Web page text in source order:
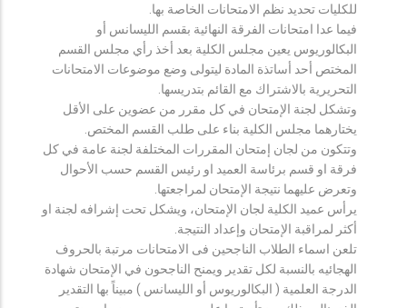
للكليات تحديد نظم الامتحانات الخاصة بها.
فيما عدا امتحانات الفرقة النهائية بقسم الليسانس أو
البكالوريوس يعين مجلس الكلية بعد أخذ رأي مجلس القسم
المختص أحد أساتذة المادة ليتولى وضع موضوعات الامتحانات
التحريرية بالاشتراك مع القائم بتدريسها.
وتشكل لجنة الإمتحان في كل مقرر من عضوين على الأقل
يختارهما مجلس الكلية بناء على طلب القسم المختص.
وتتكون من لجان إمتحان المقررات المختلفة لجنة عامة في كل
فرقة او قسم برئاسة العميد او رئيس القسم حسب الأحوال
وتعرض عليهما نتيجة الإمتحان لمراجعتها.
يرأس عميد الكلية لجان الإمتحان، ويشكل تحت إشرافه لجنة او
أكثر لمراقبة الإمتحان وإعداد النتيجة.
تلعن اسماء الطلاب الناجحين فى الامتحانات مرتبة بالحروف
الهجائيه بالنسبة لكل تقدير ويمنح الناجحون في الإمتحان شهادة
الدرجة العلمية ( البكالوريوس أو الليسانس ) مبيناً بها التقدير